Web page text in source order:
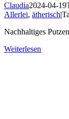
Claudia2024-04-
Allerlei, ätherisch|
Nachhaltiges
Weiterlesen